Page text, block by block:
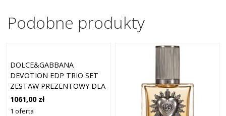
Podobne produkty
DOLCE&GABBANA
DEVOTION EDP TRIO SET
ZESTAW PREZENTOWY DLA
KOBIET
1061,00 zł
1 oferta